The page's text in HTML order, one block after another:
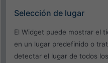
Selección de lugar
El Widget puede mostrar el
en un lugar predefinido o
detectar el lugar de todos los